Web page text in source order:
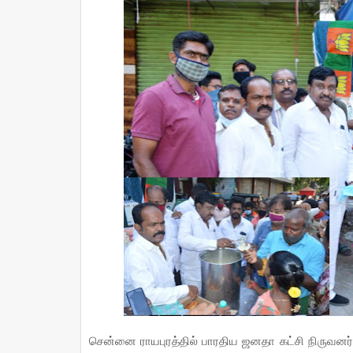
சென்னை ராயபுரத்தில் பாரதிய ஜனதா கட்சி